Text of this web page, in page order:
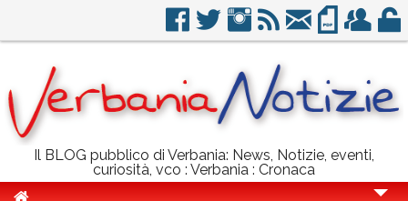
Il BLOG pubblico di Verbania: News, Notizie, eventi,
curiosità, vco : Verbania : Cronaca